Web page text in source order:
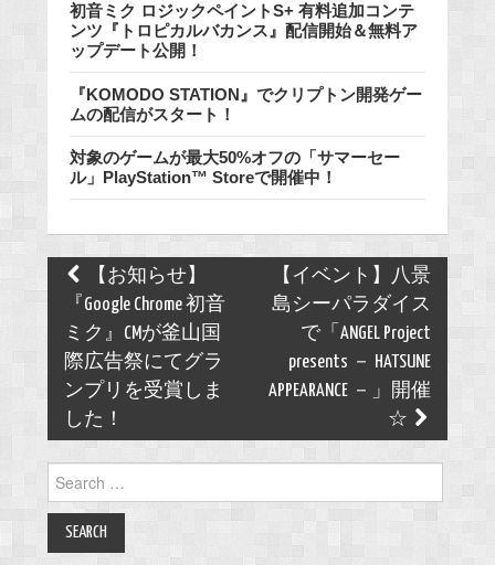
初音ミク ロジックペイントS+ 有料追加コンテ
ンツ『トロピカルバカンス』配信開始＆無料ア
ップデート公開！
『KOMODO STATION』でクリプトン開発ゲー
ムの配信がスタート！
対象のゲームが最大50%オフの「サマーセー
ル」PlayStation™ Storeで開催中！
Post
navigation
【お知らせ】
『Google Chrome 初音
ミク』CMが釜山国
際広告祭にてグラ
ンプリを受賞しま
した！
【イベント】八景
島シーパラダイス
で「ANGEL Project
presents － HATSUNE
APPEARANCE －」開催
☆
for: